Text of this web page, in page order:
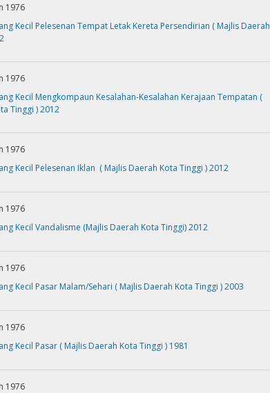
1976
Kecil Pelesenan Tempat Letak Kereta Persendirian ( Majlis Daerah
1976
Kecil Mengkompaun Kesalahan-Kesalahan Kerajaan Tempatan (
Tinggi ) 2012
1976
Kecil Pelesenan Iklan ( Majlis Daerah Kota Tinggi ) 2012
1976
Kecil Vandalisme (Majlis Daerah Kota Tinggi) 2012
1976
Kecil Pasar Malam/Sehari ( Majlis Daerah Kota Tinggi ) 2003
1976
Kecil Pasar ( Majlis Daerah Kota Tinggi ) 1981
1976